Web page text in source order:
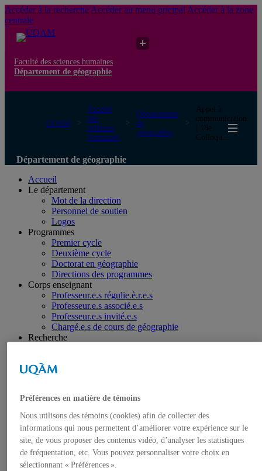
Accéder à la recherche Accéder au menu pricipal Accéder à la zone
centrale
Faculté des sciences humaines
Département de géographie
UQAM
Faculté
des
sciences
humaines
Département
de
géographie
Appel à
communication
| 18e
Colloqu...
Département de géographie
Accueil
Le département
Mot de la direction
Personnel de soutien
Logos
Programmes
Premier cycle
Deuxième cycle
Doctorat en géographie
Directions des programmes
Corps enseignant
Professeur.e.s régulie.è.r.e.s
Professeur.e.s associé.e.s
Professeur.e.s invité.e.s
Chargé.e.s de cours de géographie
Recherche
Axes de recherche
Laboratoires
Équipements de recherche
Médias
Géographie à UQAM.tv
Revue de presse
Nous joindre
Préférences en matière de témoins
Nous utilisons des témoins (cookies) afin de collecter des
informations qui nous permettent d’améliorer votre expérience sur le
site, de vous proposer des contenus vidéo, d’analyser les statistiques
de fréquentation, etc. Vous pouvez personnaliser votre choix en
sélectionnant « Préférences ».